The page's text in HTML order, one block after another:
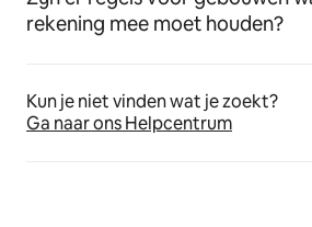
rekening mee moet houden?
Kun je niet vinden wat je zoekt?
Ga naar ons Helpcentrum